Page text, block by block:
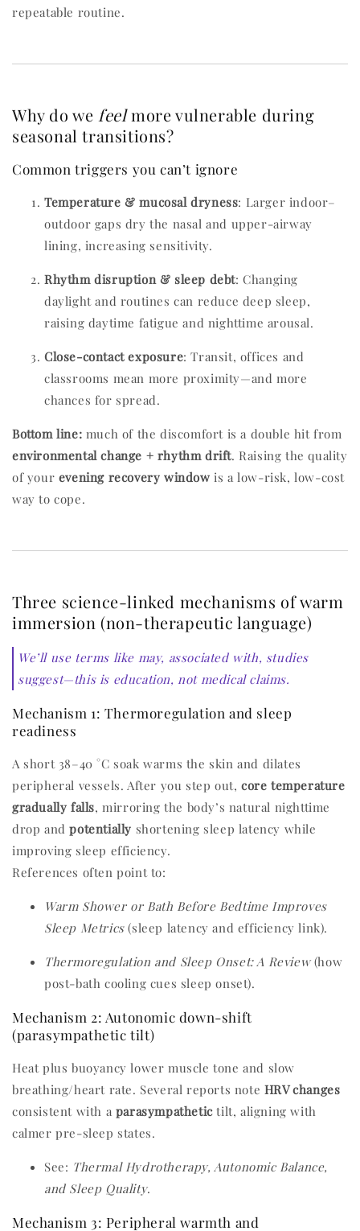
repeatable routine.
Why do we feelmore vulnerable during
seasonal transitions?
Common triggers you can’t ignore
Temperature & mucosal dryness: Larger indoor–
outdoor gaps dry the nasal and upper-airway
lining, increasing sensitivity.
Rhythm disruption & sleep debt: Changing
daylight and routines can reduce deep sleep,
raising daytime fatigue and nighttime arousal.
Close-contact exposure: Transit, offices and
classrooms mean more proximity—and more
chances for spread.
Bottom line: much of the discomfort is a double hit from
environmental change + rhythm drift. Raising the quality
of your evening recovery window is a low-risk, low-cost
way to cope.
Three science-linked mechanisms of warm
immersion (non-therapeutic language)
We’ll use terms like may, associated with, studies
suggest—this is education, not medical claims.
Mechanism 1: Thermoregulation and sleep
readiness
A short 38–40 °C soak warms the skin and dilates
peripheral vessels. After you step out,core temperature
gradually falls, mirroring the body’s natural nighttime
drop andpotentially shortening sleep latency while
improving sleep efficiency.
References often point to:
Warm Shower or Bath Before Bedtime Improves
Sleep Metrics(sleep latency and efficiency link).
Thermoregulation and Sleep Onset: A Review(how
post-bath cooling cues sleep onset).
Mechanism 2: Autonomic down-shift
(parasympathetic tilt)
Heat plus buoyancy lower muscle tone and slow
breathing/heart rate. Several reports note HRV changes
consistent with a parasympathetictilt, aligning with
calmer pre-sleep states.
See: Thermal Hydrotherapy, Autonomic Balance,
and Sleep Quality.
Mechanism 3: Peripheral warmth and